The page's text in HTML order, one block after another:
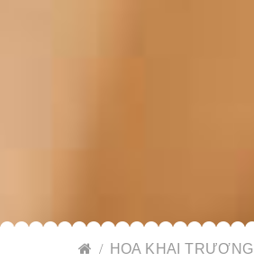
HOA KHAI TRƯƠNG